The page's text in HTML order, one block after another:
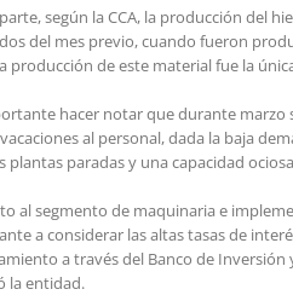
según la CCA, la producción del
del mes previo, cuando fueron
producción de este material fue la
hacer notar que durante
al personal, dada la baja
plantas paradas y una capacidad
al segmento de maquinaria e
a considerar las altas tasas de
a través del Banco de
la entidad.